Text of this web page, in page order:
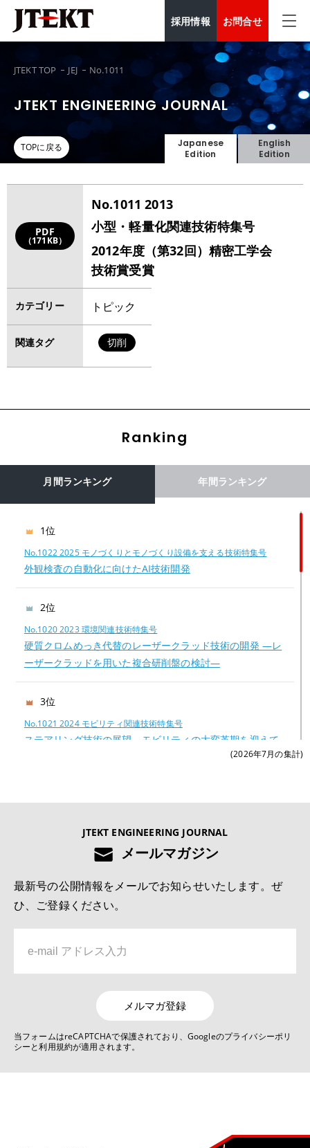
採用情報 お問合せ
JTEKT TOP JEJ No.1011
JTEKT ENGINEERING JOURNAL
TOPに戻る
Japanese
Edition
English
Edition
PDF
（171KB）
No.1011 2013
小型・軽量化関連技術特集号
2012年度（第32回）精密工学会
技術賞受賞
カテゴリー トピック
関連タグ 切削
Ranking
月間ランキング 年間ランキング
1位
No.1022 2025 モノづくりとモノづくり設備を支える技術特集号
外観検査の自動化に向けたAI技術開発
2位
No.1020 2023 環境関連技術特集号
硬質クロムめっき代替のレーザークラッド技術の開発 —レ
ーザークラッドを用いた複合研削盤の検討—
3位
No.1021 2024 モビリティ関連技術特集号
ステアリング技術の展望―モビリティの大変革期を迎えて
切削工具の異常検知および寿命予測システムの開発
No.1022 2025 モノづくりとモノづくり設備を支える技術特集号
深溝玉軸受用樹脂保持器の疲労強度解析技術
6位
No.1019 2022 自動車関連技術特集号
No.1022 2025 モノづくりとモノづくり設備を支える技術特集号
ステアバイワイヤを用いた非線形ヨーレート応答制御
(2026年7月の集計)
JTEKT ENGINEERING JOURNAL
メールマガジン
最新号の公開情報をメールでお知らせいたします。ぜ
ひ、ご登録ください。
メルマガ登録
当フォームはreCAPTCHAで保護されており、Googleのプライバシーポリ
シーと利用規約が適用されます。